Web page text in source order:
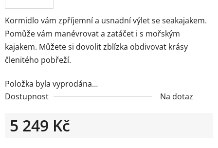
Kormidlo vám zpříjemní a usnadní výlet se seakajakem.
Pomůže vám manévrovat a zatáčet i s mořským
kajakem. Můžete si dovolit zblízka obdivovat krásy
členitého pobřeží.
Položka byla vyprodána…
Dostupnost
Na dotaz
5 249 Kč